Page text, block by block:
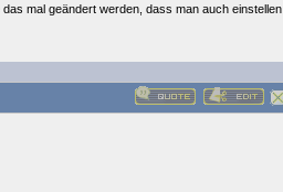
mal geändert werden, dass man auch einstellen